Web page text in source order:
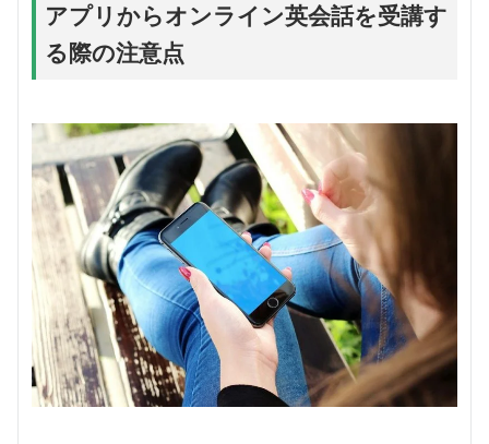
アプリからオンライン英会話を受講す
る際の注意点